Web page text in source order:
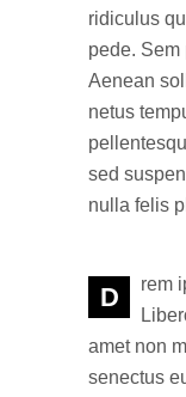
ridiculus
pede. Sem
Aenean
netus
sed
nulla felis
D
rem
amet non
senectus